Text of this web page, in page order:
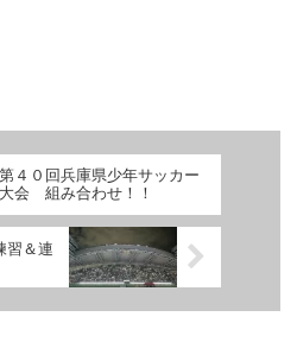
第４０回兵庫県少年サッカー
大会 組み合わせ！！
習＆連